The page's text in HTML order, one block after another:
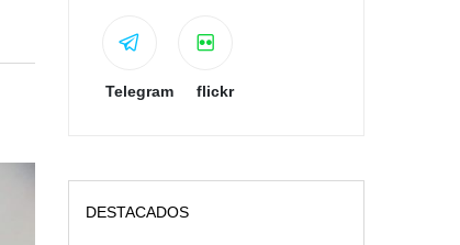
Telegram flickr
DESTACADOS